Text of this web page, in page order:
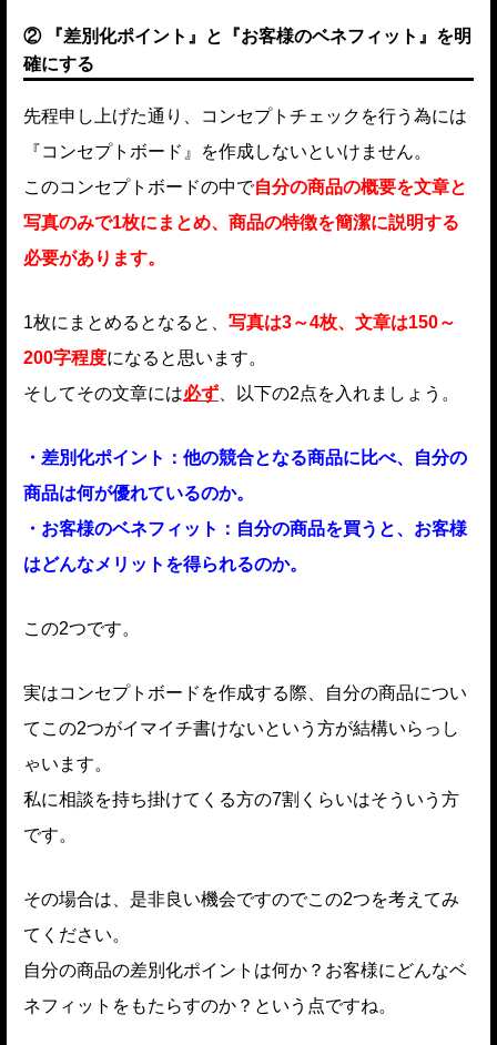
② 『差別化ポイント』と『お客様のベネフィット』を明
確にする
先程申し上げた通り、コンセプトチェックを行う為には
『コンセプトボード』を作成しないといけません。
このコンセプトボードの中で自分の商品の概要を文章と
写真のみで1枚にまとめ、商品の特徴を簡潔に説明する
必要があります。
1枚にまとめるとなると、 写真は3～4枚、文章は150～
200字程度になると思います。
そしてその文章には必ず 、以下の2点を入れましょう。
・差別化ポイント：他の競合となる商品に比べ、自分の
商品は何が優れているのか。
・お客様のベネフィット：自分の商品を買うと、お客様
はどんなメリットを得られるのか。
この2つです。
実はコンセプトボードを作成する際、自分の商品につい
てこの2つがイマイチ書けないという方が結構いらっし
ゃいます。
私に相談を持ち掛けてくる方の7割くらいはそういう方
です。
その場合は、是非良い機会ですのでこの2つを考えてみ
てください。
自分の商品の差別化ポイントは何か？お客様にどんなベ
ネフィットをもたらすのか？という点ですね。